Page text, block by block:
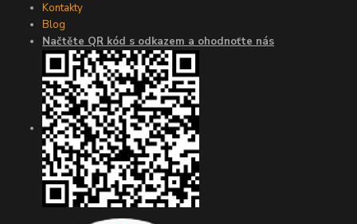
Kontakty
Blog
Načtěte QR kód s odkazem a ohodnoťte nás